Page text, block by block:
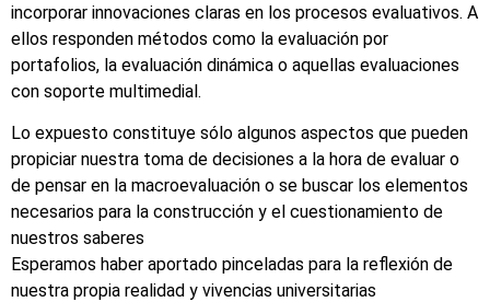
incorporar innovaciones claras en los procesos evaluativos. A
ellos responden métodos como la evaluación por
portafolios, la evaluación dinámica o aquellas evaluaciones
con soporte multimedial.
Lo expuesto constituye sólo algunos aspectos que pueden
propiciar nuestra toma de decisiones a la hora de evaluar o
de pensar en la macroevaluación o se buscar los elementos
necesarios para la construcción y el cuestionamiento de
nuestros saberes
Esperamos haber aportado pinceladas para la reflexión de
nuestra propia realidad y vivencias universitarias